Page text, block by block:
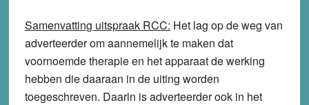
Samenvatting uitspraak RCC: Het lag op de weg van
adverteerder om aannemelijk te maken dat
voornoemde therapie en het apparaat de werking
hebben die daaraan in de uiting worden
toegeschreven. Daarin is adverteerder ook in het